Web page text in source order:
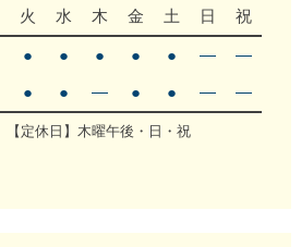
火 水 木 金 土 日 祝
● ● ● ● ● ―
―
● ● ― ● ● ― ―
定休日】木曜午後・日・祝